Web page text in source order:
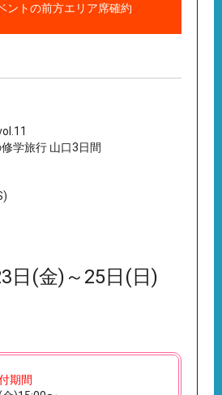
ントの前方エリア席確約
学旅行 山口3日間
日(金)～25日(日)
期間